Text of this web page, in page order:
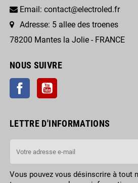
Email: contact@electroled.fr
Adresse: 5 allee des troenes
78200 Mantes la Jolie - FRANCE
NOUS SUIVRE
FacebookYouTube
LETTRE D'INFORMATIONS
Vous pouvez vous désinscrire à tout